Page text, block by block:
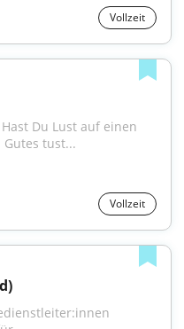
Vollzeit
Du Lust auf einen
Gutes tust...
Vollzeit